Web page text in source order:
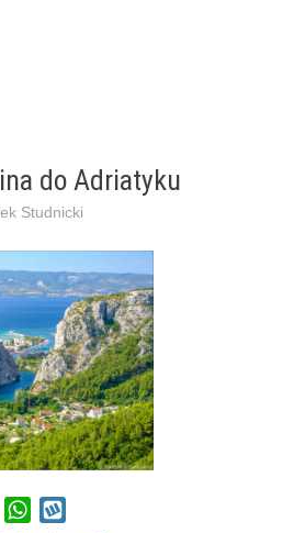
do Adriatyku
Studnicki
LinkedInWhatsApp